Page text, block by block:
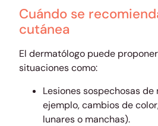
Cuándo se
cutánea
El dermatólogo puede
situaciones como:
Lesiones sospechosas
ejemplo, cambios de
lunares o manchas).